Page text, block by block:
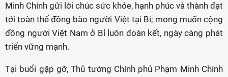
Minh Chính gửi lời chúc sức khỏe, hạnh phúc và thành đạt
tới toàn thể đồng bào người Việt tại Bỉ; mong muốn cộng
đồng người Việt Nam ở Bỉ luôn đoàn kết, ngày càng phát
triển vững mạnh.
Tại buổi gặp gỡ, Thủ tướng Chính phủ Phạm Minh Chính